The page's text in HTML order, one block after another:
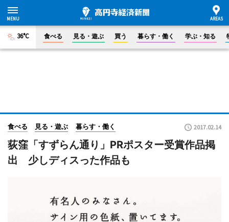
36°C 食べる 見る・遊ぶ 買う 暮らす・働く 学ぶ・知る
食べる 見る・遊ぶ 暮らす・働く 2017.02.14
荻窪「すずらん通り」PRポスター受賞作品掲
出 少しディスった作品も